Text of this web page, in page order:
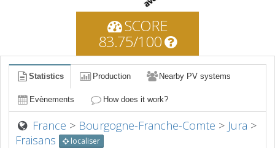
SCORE
83.75/100
Statistics Production Nearby PV systems
Evènements How does it work?
France > Bourgogne-Franche-Comte > Jura >
Fraisans
localiser